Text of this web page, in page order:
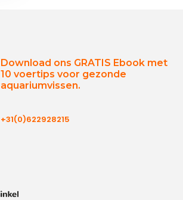
Download ons GRATIS Ebook met
10 voertips voor gezonde
aquariumvissen.
+31(0)622928215